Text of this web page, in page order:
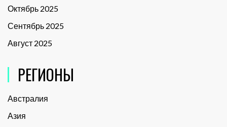
Октябрь 2025
Сентябрь 2025
Август 2025
РЕГИОНЫ
Австралия
Азия